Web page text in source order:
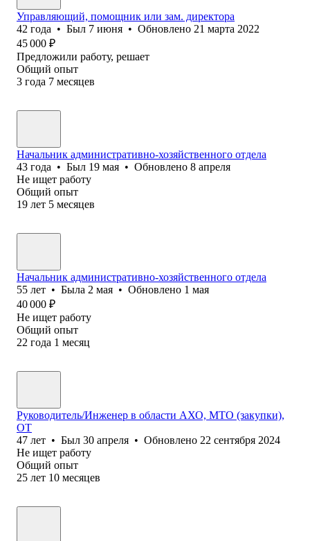
Управляющий, помощник или зам. директора
42 года • Был 7 июня • Обновлено 21 марта 2022
45 000 ₽
Предложили работу, решает
Общий опыт
3 года 7 месяцев
Начальник административно-хозяйственного отдела
43 года • Был 19 мая • Обновлено 8 апреля
Не ищет работу
Общий опыт
19 лет 5 месяцев
Начальник административно-хозяйственного отдела
55 лет • Была 2 мая • Обновлено 1 мая
40 000 ₽
Не ищет работу
Общий опыт
22 года 1 месяц
Руководитель/Инженер в области АХО, МТО (закупки),
ОТ
47 лет • Был 30 апреля • Обновлено 22 сентября 2024
Не ищет работу
Общий опыт
25 лет 10 месяцев